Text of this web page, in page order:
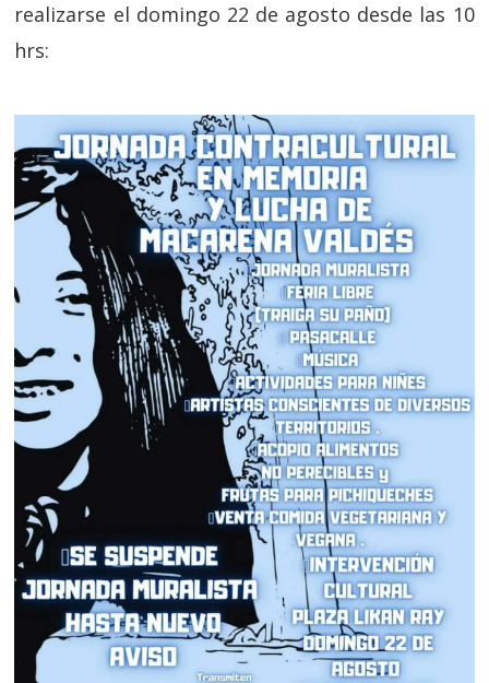
realizarse el domingo 22 de agosto desde las 10
hrs: